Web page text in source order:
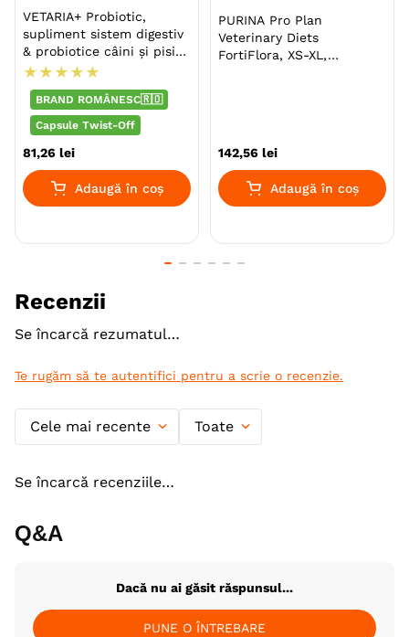
VETPLUS este un lider global în produse nutraceutice
veterinare ce ofera produse de înaltă calitate realizate
din cele mai bune ingrediente posibile. Formulele sunt
susținute de cercetări clinice bazate pe dovezi ,
fabricate în unitatea VETPLUS de ultimă generație din
Marea Britanie.
Specie Caini
Talie Toy (XS) Mica (S)
Giant (XL)
Producator Tangerine Group
VETARIA+ Probiotic,
supliment sistem digestiv
& probiotice câini și pisici,
Pui, capsule
★ ★ ★ ★ ★
BRAND ROMÂNESC🇷🇴
Capsule Twist-Off
81,26 lei
Adaugă în coș
PURINA Pro Plan
Veterinary Diets
FortiFlora, XS-XL,
142,56 lei
Adaugă în coș
Recenzii
Se încarcă rezumatul…
Te rugăm să te autentifici pentru a scrie o recenzie.
Cele mai recente Toate
Se încarcă recenziile…
Q&A
Dacă nu ai găsit răspunsul...
PUNE O ÎNTREBARE